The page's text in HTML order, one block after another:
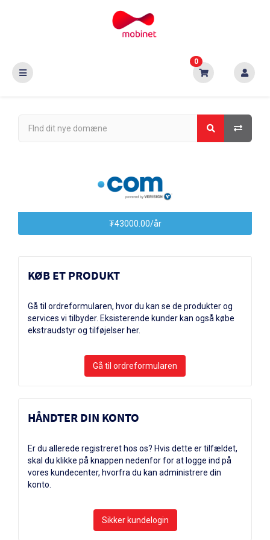
0
₮43000.00/år
KØB ET PRODUKT
Gå til ordreformularen, hvor du kan se de produkter og
services vi tilbyder. Eksisterende kunder kan også købe
ekstraudstyr og tilføjelser her.
HÅNDTER DIN KONTO
Er du allerede registreret hos os? Hvis dette er tilfældet,
skal du klikke på knappen nedenfor for at logge ind på
vores kundecenter, hvorfra du kan administrere din
konto.